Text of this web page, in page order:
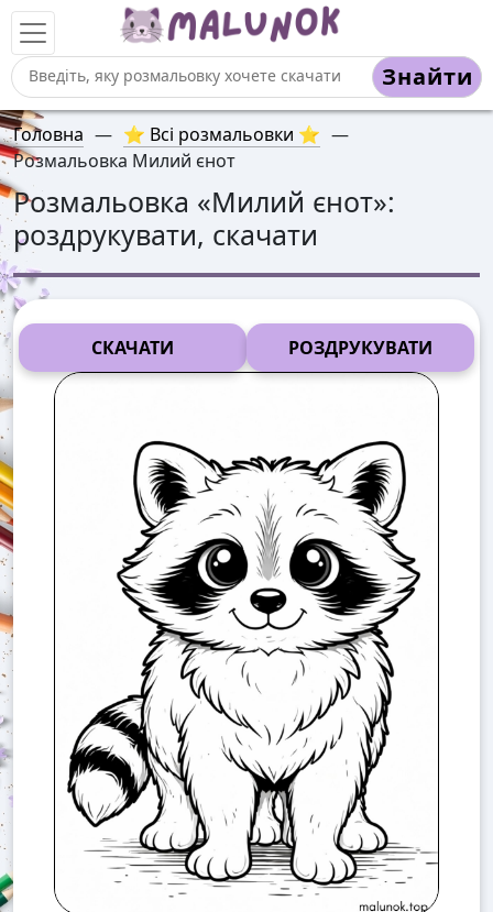
Знайти
Головна — ⭐ Всі розмальовки ⭐ —
Розмальовка Милий єнот
Розмальовка «Милий єнот»:
роздрукувати, скачати
СКАЧАТИ РОЗДРУКУВАТИ